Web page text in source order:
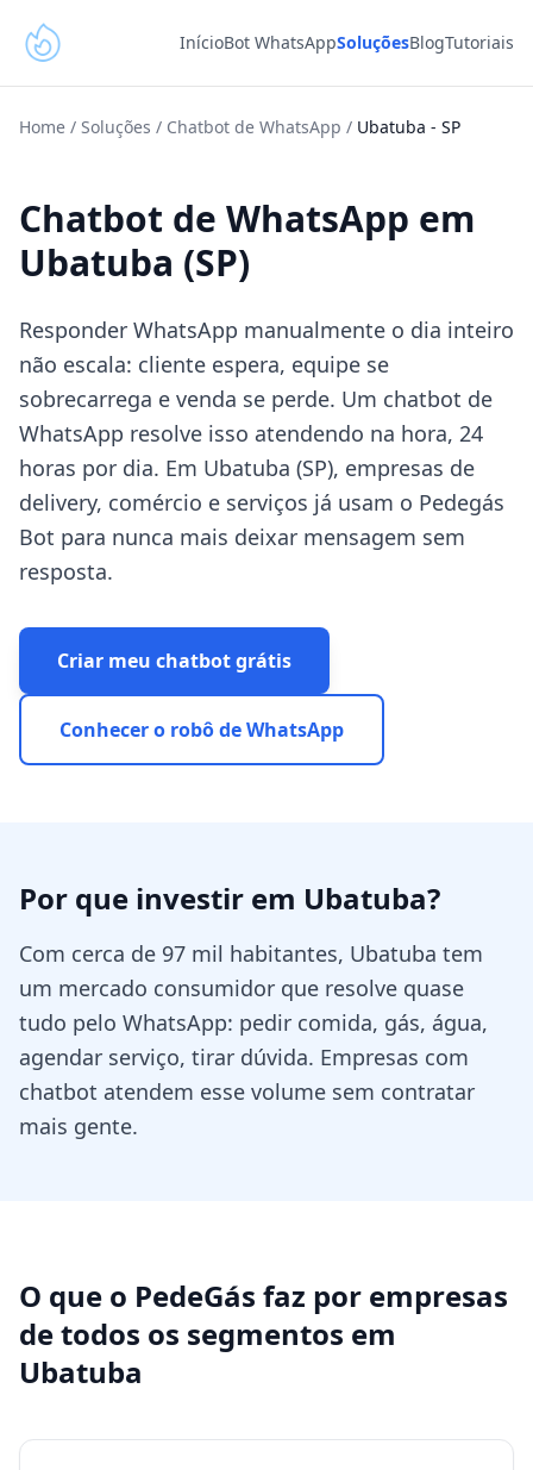
InícioBot WhatsAppSoluçõesBlogTutoriais
Home / Soluções / Chatbot de WhatsApp / Ubatuba - SP
Chatbot de WhatsApp em
Ubatuba (SP)
Responder WhatsApp manualmente o dia inteiro
não escala: cliente espera, equipe se
sobrecarrega e venda se perde. Um chatbot de
WhatsApp resolve isso atendendo na hora, 24
horas por dia. Em Ubatuba (SP), empresas de
delivery, comércio e serviços já usam o Pedegás
Bot para nunca mais deixar mensagem sem
resposta.
Criar meu chatbot grátis
Conhecer o robô de WhatsApp
Por que investir em Ubatuba?
Com cerca de 97 mil habitantes, Ubatuba tem
um mercado consumidor que resolve quase
tudo pelo WhatsApp: pedir comida, gás, água,
agendar serviço, tirar dúvida. Empresas com
chatbot atendem esse volume sem contratar
mais gente.
O que o PedeGás faz por empresas
de todos os segmentos em
Ubatuba